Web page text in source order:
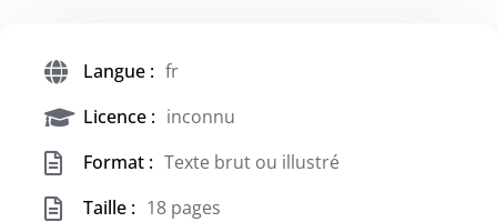
Langue : fr
Licence : inconnu
Format : Texte brut ou illustré
Taille : 18 pages